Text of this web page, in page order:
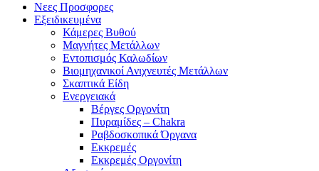
Νεες Προσφορες
Εξειδικευμένα
Κάμερες Βυθού
Μαγνήτες Μετάλλων
Εντοπισμός Καλωδίων
Βιομηχανικοί Ανιχνευτές Μετάλλων
Σκαπτικά Είδη
Ενεργειακά
Βέργες Οργονίτη
Πυραμίδες – Chakra
Ραβδοσκοπικά Όργανα
Εκκρεμές
Εκκρεμές Οργονίτη